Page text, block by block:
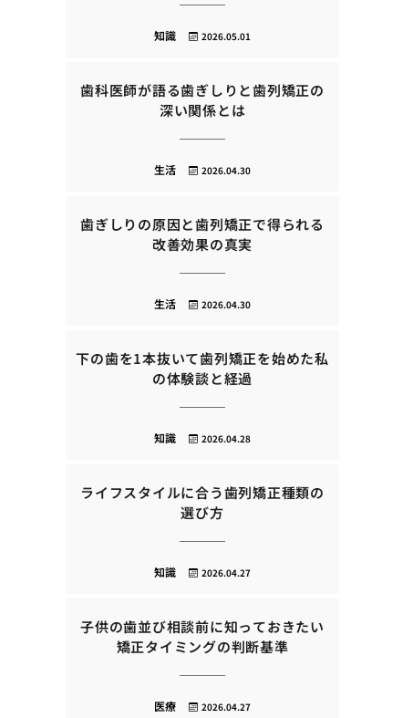
2026.05.01
知識
歯科医師が語る歯ぎしりと歯列矯正の
深い関係とは
2026.04.30
生活
歯ぎしりの原因と歯列矯正で得られる
改善効果の真実
2026.04.30
生活
下の歯を1本抜いて歯列矯正を始めた私
の体験談と経過
2026.04.28
知識
ライフスタイルに合う歯列矯正種類の
選び方
2026.04.27
知識
子供の歯並び相談前に知っておきたい
矯正タイミングの判断基準
2026.04.27
医療